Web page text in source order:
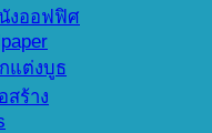
งออฟฟิศ
แต่งบูธ
สร้าง